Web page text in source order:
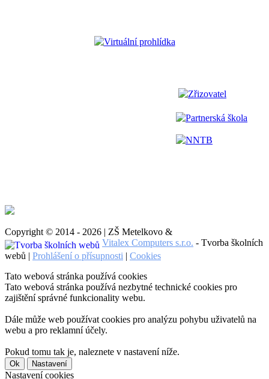
Virtuální prohlídka
Zřizovatel
Partnerská škola
NNTB
Copyright © 2014 - 2026 | ZŠ Metelkovo &
Vitalex Computers s.r.o. - Tvorba školních
webů | Prohlášení o přísupnosti | Cookies
Tato webová stránka používá cookies
Tato webová stránka používá nezbytné technické cookies pro
zajištění správné funkcionality webu.
Dále může web používat cookies pro analýzu pohybu uživatelů na
webu a pro reklamní účely.
Pokud tomu tak je, naleznete v nastavení níže.
Ok Nastavení
Nastavení cookies